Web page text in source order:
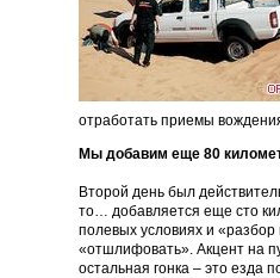
отработать приемы
Мы добавим еще 80
Второй день был
то… добавляется еще сто
полевых условиях и
«отшлифовать». Акцент на
остальная гонка – это езда